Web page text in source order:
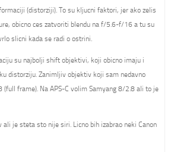
(distorziji). To su kljucni faktori, jer ako zelis
obicno ces zatvoriti blendu na f/5.6-f/16 a tu su
slicni kada se radi o ostrini.
su najbolji shift objektivi, koji obicno imaju i
distorziju. Zanimljiv objektiv koji sam nedavno
frame). Na APS-C volim Samyang 8/2.8 ali to je
je steta sto nije siri. Licno bih izabrao neki Canon